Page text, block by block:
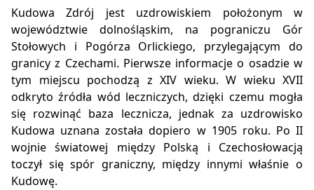
Kudowa Zdrój jest uzdrowiskiem położonym w
województwie dolnośląskim, na pograniczu Gór
Stołowych i Pogórza Orlickiego, przylegającym do
granicy z Czechami. Pierwsze informacje o osadzie w
tym miejscu pochodzą z XIV wieku. W wieku XVII
odkryto źródła wód leczniczych, dzięki czemu mogła
się rozwinąć baza lecznicza, jednak za uzdrowisko
Kudowa uznana została dopiero w 1905 roku. Po II
wojnie światowej między Polską i Czechosłowacją
toczył się spór graniczny, między innymi właśnie o
Kudowę.